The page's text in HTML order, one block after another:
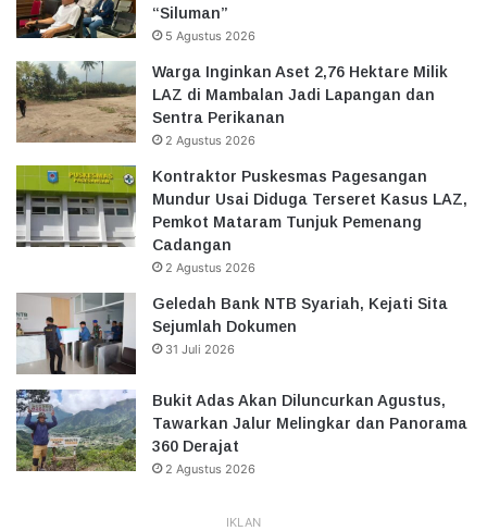
“Siluman”
5 Agustus 2026
Warga Inginkan Aset 2,76 Hektare Milik
LAZ di Mambalan Jadi Lapangan dan
Sentra Perikanan
2 Agustus 2026
Kontraktor Puskesmas Pagesangan
Mundur Usai Diduga Terseret Kasus LAZ,
Pemkot Mataram Tunjuk Pemenang
Cadangan
2 Agustus 2026
Geledah Bank NTB Syariah, Kejati Sita
Sejumlah Dokumen
31 Juli 2026
Bukit Adas Akan Diluncurkan Agustus,
Tawarkan Jalur Melingkar dan Panorama
360 Derajat
2 Agustus 2026
IKLAN